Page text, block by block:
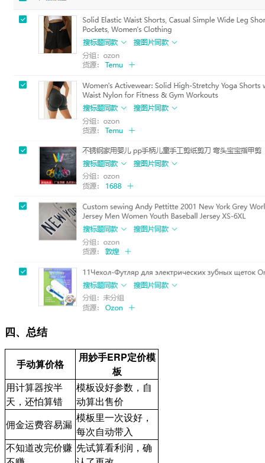
四、总结
手动算价格
用妙手ERP定价模
板
用计算器按半
天，还怕算错
模板设好参数，自
动算出售价
佣金运费容易漏
模板里一次设好，
每次自动带入
不知道改完价赚 先试算看利润，确